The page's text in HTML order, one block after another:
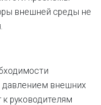
внешней среды не
давлением внешних
руководителям